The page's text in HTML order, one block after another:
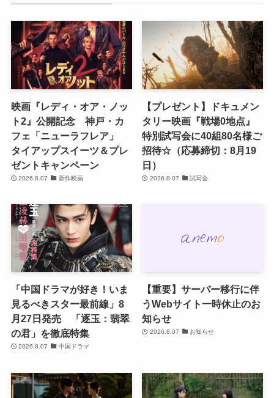
映画『レディ・オア・ノッ
ト2』公開記念 神戸・カ
フェ「ニューラフレア」
タイアップスイーツ＆プレ
ゼントキャンペーン
2026.8.07 新作映画
【プレゼント】ドキュメン
タリー映画『戦場0地点』
特別試写会に40組80名様ご
招待☆（応募締切：8月19
日）
2026.8.07 試写会
「中国ドラマが好き！いま
見るべきスター最前線」8
月27日発売 「逐玉：翡翠
の君」を徹底特集
2026.8.07 中国ドラマ
【重要】サーバー移行に伴
うWebサイト一時休止のお
知らせ
2026.8.07 お知らせ